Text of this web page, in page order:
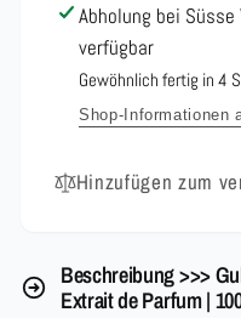
Parfum
|
100
ml
de
Parfum
|
100
ml
Abholung bei Süsse
verfügbar
Gewöhnlich fertig in 4
Shop-Informationen
Hinzufügen zum
Beschreibung >>>
Extrait de Parfum |